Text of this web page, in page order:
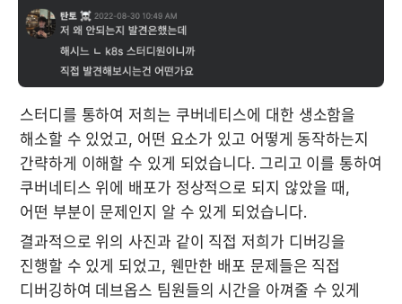
스터디를 통하여 저희는 쿠버네티스에 대한 생소함을
해소할 수 있었고, 어떤 요소가 있고 어떻게 동작하는지
간략하게 이해할 수 있게 되었습니다. 그리고 이를 통하여
쿠버네티스 위에 배포가 정상적으로 되지 않았을 때,
어떤 부분이 문제인지 알 수 있게 되었습니다.
결과적으로 위의 사진과 같이 직접 저희가 디버깅을
진행할 수 있게 되었고, 웬만한 배포 문제들은 직접
디버깅하여 데브옵스 팀원들의 시간을 아껴줄 수 있게